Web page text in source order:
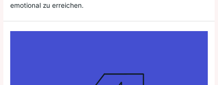
emotional zu erreichen.